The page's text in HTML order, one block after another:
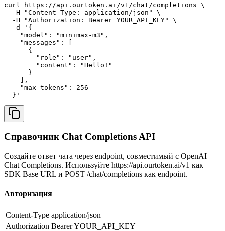
curl https://api.ourtoken.ai/v1/chat/completions \
  -H "Content-Type: application/json" \
  -H "Authorization: Bearer YOUR_API_KEY" \
  -d '{
    "model": "minimax-m3",
    "messages": [
      {
        "role": "user",
        "content": "Hello!"
      }
    ],
    "max_tokens": 256
  }'
Справочник Chat Completions API
Создайте ответ чата через endpoint, совместимый с OpenAI
Chat Completions. Используйте https://api.ourtoken.ai/v1 как
SDK Base URL и POST /chat/completions как endpoint.
Авторизация
Content-Type application/json
Authorization Bearer YOUR_API_KEY